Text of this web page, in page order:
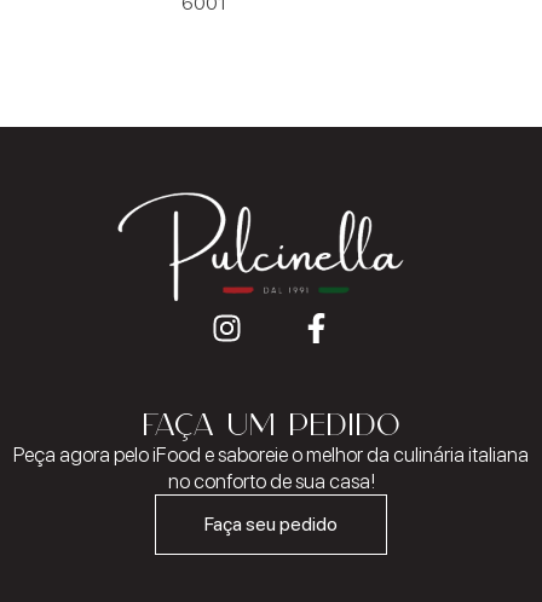
FAÇA UM PEDIDO
Peça agora pelo iFood e saboreie o melhor da culinária italiana
no conforto de sua casa!
Faça seu pedido